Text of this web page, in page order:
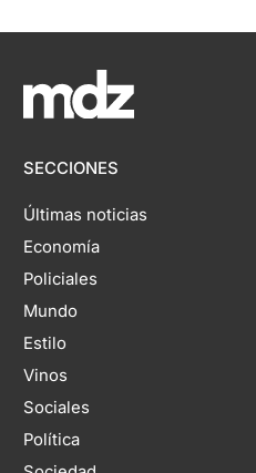
SECCIONES
Últimas noticias
Economía
Policiales
Mundo
Estilo
Vinos
Sociales
Política